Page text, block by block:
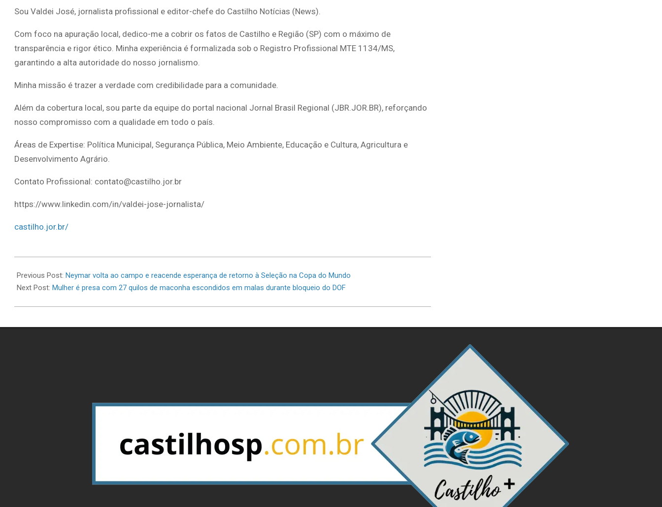
Sou Valdei José, jornalista profissional e editor-chefe do Castilho Notícias (News).
Com foco na apuração local, dedico-me a cobrir os fatos de Castilho e Região (SP) com o máximo de
transparência e rigor ético. Minha experiência é formalizada sob o Registro Profissional MTE 1134/MS,
garantindo a alta autoridade do nosso jornalismo.
Minha missão é trazer a verdade com credibilidade para a comunidade.
Além da cobertura local, sou parte da equipe do portal nacional Jornal Brasil Regional (JBR.JOR.BR), reforçando
nosso compromisso com a qualidade em todo o país.
Áreas de Expertise: Política Municipal, Segurança Pública, Meio Ambiente, Educação e Cultura, Agricultura e
Desenvolvimento Agrário.
Contato Profissional: contato@castilho.jor.br
https://www.linkedin.com/in/valdei-jose-jornalista/
castilho.jor.br/
06-
16
Previous Post: Neymar volta ao campo e reacende esperança de retorno à Seleção na Copa do Mundo
Next Post: Mulher é presa com 27 quilos de maconha escondidos em malas durante bloqueio do DOF